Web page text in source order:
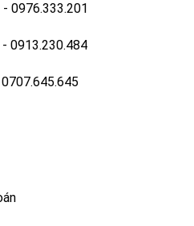
X1
nào trong các chuyển
0976.333.201
0913.230.484